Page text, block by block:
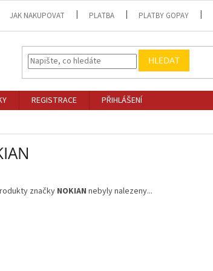
JAK NAKUPOVAT PLATBA PLATBY GOPAY
HLEDAT
REGISTRACE PŘIHLÁŠENÍ
značky NOKIAN nebyly nalezeny...